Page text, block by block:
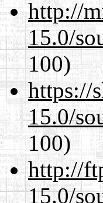
http://
15.0/
100)
https://
15.0/
100)
http://
15.0/